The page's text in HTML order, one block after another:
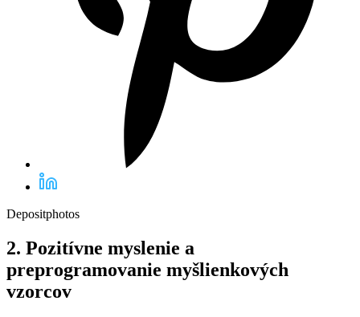
Depositphotos
2. Pozitívne myslenie a
preprogramovanie myšlienkových
vzorcov